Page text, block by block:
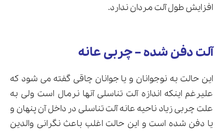
افزایش طول آلت مردان ندارد.
آلت دفن شده – چربی عانه
این حالت به نوجوانان و یا جوانان چاقی گفته می شود که
علیرغم اینکه اندازه آلت تناسلی آنها نرمال است ولی به
علت چربی زیاد ناحیه عانه آلت تناسلی در داخل آن پنهان و
یا دفن شده است و این حالت اغلب باعث نگرانی والدین